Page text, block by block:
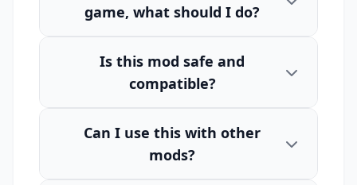
game, what should I do?
Is this mod safe and
compatible?
Can I use this with other
mods?